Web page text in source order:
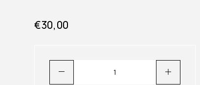
€30,00